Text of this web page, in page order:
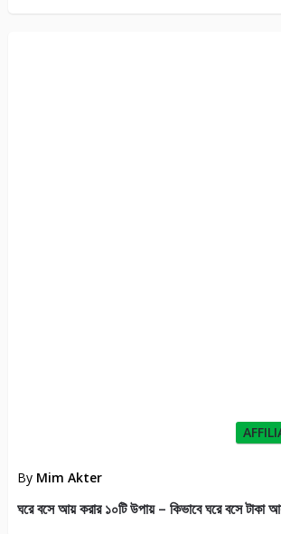
By Mim Akter
ঘরে বসে আয় করার ১০টি উপায় – কিভাবে ঘরে বসে টাকা